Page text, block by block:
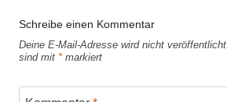
Schreibe einen Kommentar
Deine E-Mail-Adresse wird nicht veröffentlicht.
sind mit *markiert